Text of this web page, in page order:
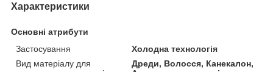
Характеристики
Основні атрибути
Застосування
Холодна технологія
Вид матеріалу для
Дреди, Волосся, Канекалон,